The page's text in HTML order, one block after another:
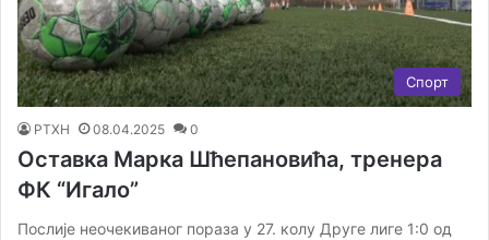
Спорт
РТХН 08.04.2025 0
Оставка Марка Шћепановића, тренера
ФК “Игало”
Послије неочекиваног пораза у 27. колу Друге лиге 1:0 од